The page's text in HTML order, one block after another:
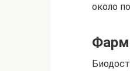
около